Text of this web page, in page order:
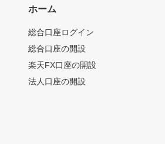
ホーム
総合口座ログイン
総合口座の開設
楽天FX口座の開設
法人口座の開設